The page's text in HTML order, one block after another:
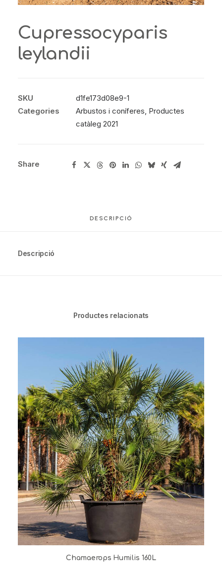
Cupressocyparis
leylandii
SKU
d1fe173d08e9-1
Categories
Arbustos i coníferes, Productes
catàleg 2021
Share
DESCRIPCIÓ
Descripció
Productes relacionats
Chamaerops Humilis 160L